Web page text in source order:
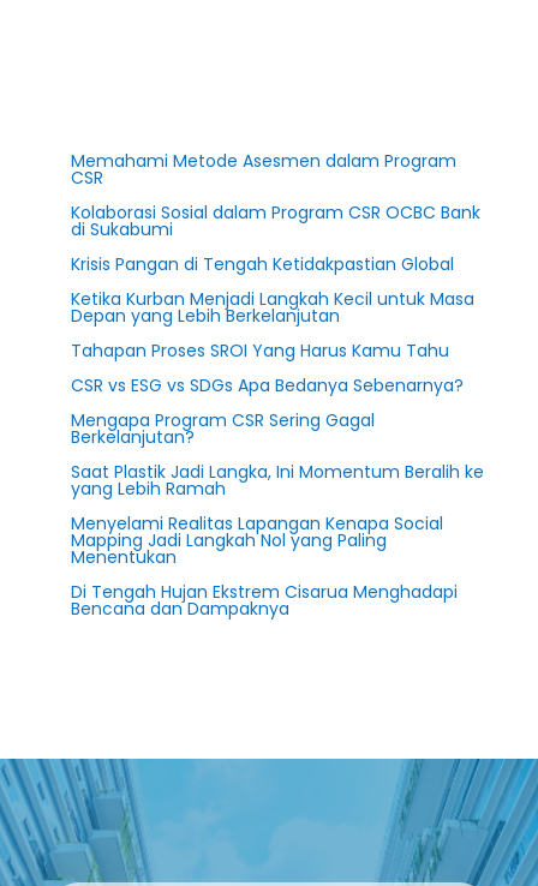
Memahami Metode Asesmen dalam Program
CSR
Kolaborasi Sosial dalam Program CSR OCBC Bank
di Sukabumi
Krisis Pangan di Tengah Ketidakpastian Global
Ketika Kurban Menjadi Langkah Kecil untuk Masa
Depan yang Lebih Berkelanjutan
Tahapan Proses SROI Yang Harus Kamu Tahu
CSR vs ESG vs SDGs Apa Bedanya Sebenarnya?
Mengapa Program CSR Sering Gagal
Berkelanjutan?
Saat Plastik Jadi Langka, Ini Momentum Beralih ke
yang Lebih Ramah
Menyelami Realitas Lapangan Kenapa Social
Mapping Jadi Langkah Nol yang Paling
Menentukan
Di Tengah Hujan Ekstrem Cisarua Menghadapi
Bencana dan Dampaknya